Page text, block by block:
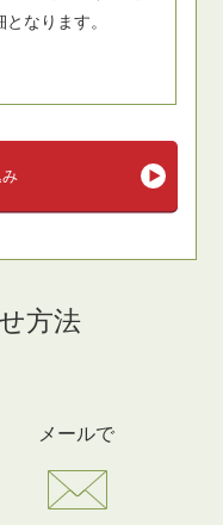
なります。
方法
メールで